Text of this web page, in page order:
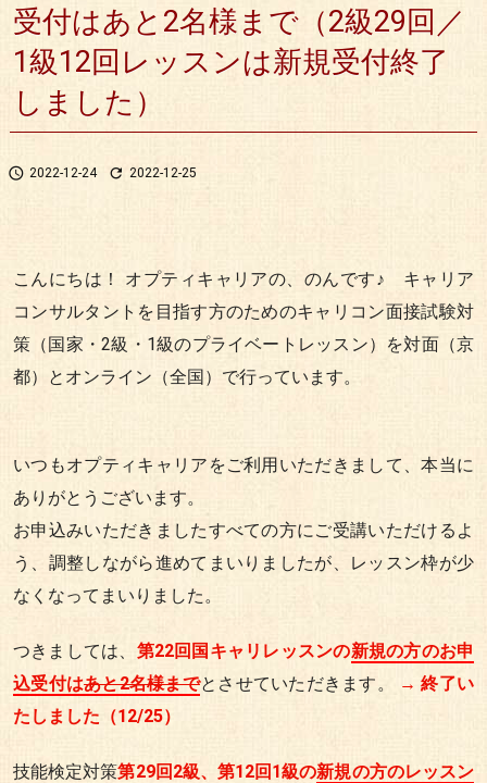
受付はあと2名様まで（2級29回／
1級12回レッスンは新規受付終了
しました）
 2022-12-24  2022-12-25
こんにちは！ オプティキャリアの、のんです♪ キャリア
コンサルタントを目指す方のためのキャリコン面接試験対
策（国家・2級・1級のプライベートレッスン）を対面（京
都）とオンライン（全国）で行っています。
いつもオプティキャリアをご利用いただきまして、本当に
ありがとうございます。
お申込みいただきましたすべての方にご受講いただけるよ
う、調整しながら進めてまいりましたが、レッスン枠が少
なくなってまいりました。
つきましては、 第22回国キャリレッスンの新規の方のお申
込受付はあと2名様までとさせていただきます。
→ 終了い
たしました（12/25）
技能検定対策第29回2級、第12回1級の新規の方のレッスン